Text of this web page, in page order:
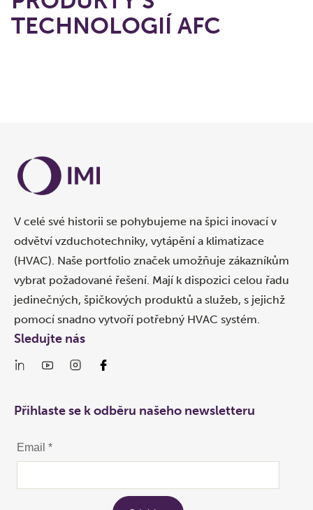
TECHNOLOGIÍ AFC
V celé své historii se pohybujeme na špici inovací v
odvětví vzduchotechniky, vytápění a klimatizace
(HVAC). Naše portfolio značek umožňuje zákazníkům
vybrat požadované řešení. Mají k dispozici celou řadu
jedinečných, špičkových produktů a služeb, s jejichž
pomocí snadno vytvoří potřebný HVAC systém.
Sledujte nás
Přihlaste se k odběru našeho newsletteru